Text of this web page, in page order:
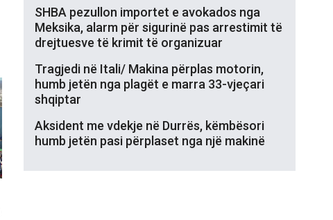
SHBA pezullon importet e avokados nga
Meksika, alarm për sigurinë pas arrestimit të
drejtuesve të krimit të organizuar
Tragjedi në Itali/ Makina përplas motorin,
humb jetën nga plagët e marra 33-vjeçari
shqiptar
Aksident me vdekje në Durrës, këmbësori
humb jetën pasi përplaset nga një makinë